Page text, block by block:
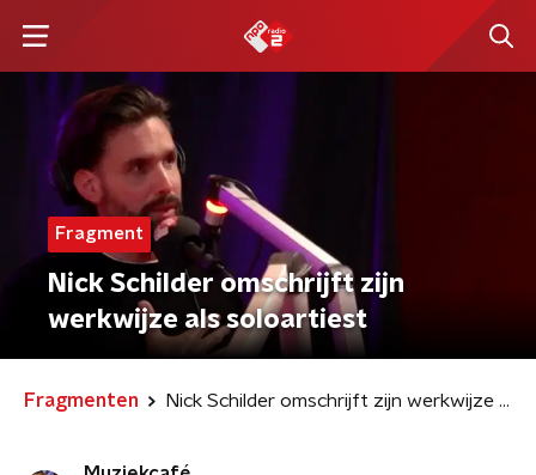
Fragment
Nick Schilder omschrijft zijn
werkwijze als soloartiest
Fragmenten Nick Schilder omschrijft zijn werkwijze als soloartiest